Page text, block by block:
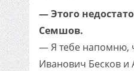
— Этого
Семшов.
— Я тебе напомню,
Иванович Бесков и